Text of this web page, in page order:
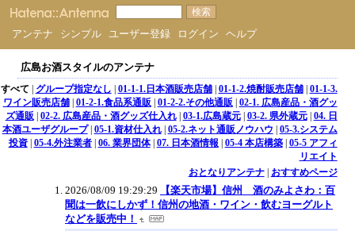
アンテナ シンプル ユーザー登録 ログイン ヘルプ
広島お酒スタイルのアンテナ
すべて | グループ指定なし | 01-1-1.日本酒販売店舗| 01-1-2.焼酎販売店舗| 01-1-3.
ワイン販売店舗| 01-2-1.食品系通販| 01-2-2.その他通販| 02-1. 広島産品・酒グッ
ズ通販| 02-2. 広島産品・酒グッズ仕入れ| 03-1.広島蔵元| 03-2. 県外蔵元| 04. 日
本酒ユーザグループ| 05-1.資材仕入れ| 05-2.ネット通販ノウハウ | 05-3.システム
投資| 05-4.外注業者| 06. 業界団体| 07. 日本酒情報 | 05-4 本店構築| 05-5 アフィ
リエイト
おとなりアンテナ| おすすめページ
2026/08/09 19:29:29
【楽天市場】信州 酒のみよさわ：百
聞は一飲にしかず！信州の地酒・ワイン・飲むヨーグルト
などを販売中！